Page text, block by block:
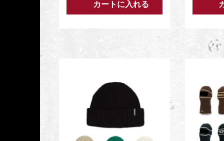
カートに入れる